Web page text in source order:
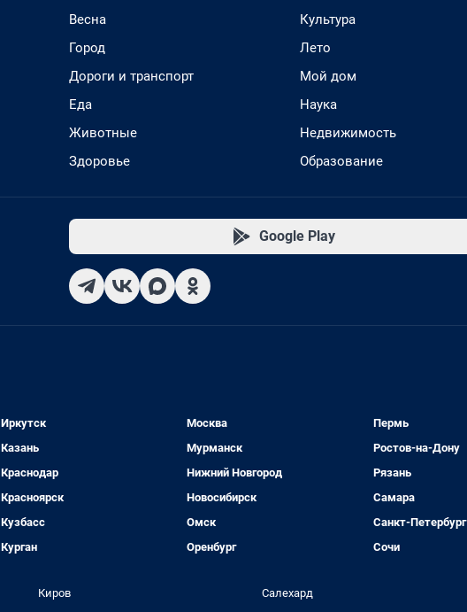
Весна
Город
Дороги и транспорт
Еда
Животные
Здоровье
Культура
Лето
Мой дом
Наука
Недвижимость
Образование
Google Play
Иркутск
Казань
Краснодар
Красноярск
Кузбасс
Курган
Москва
Мурманск
Нижний Новгород
Новосибирск
Омск
Оренбург
Пермь
Ростов-на-Дону
Рязань
Самара
Санкт-Петербург
Сочи
Киров
Салехард